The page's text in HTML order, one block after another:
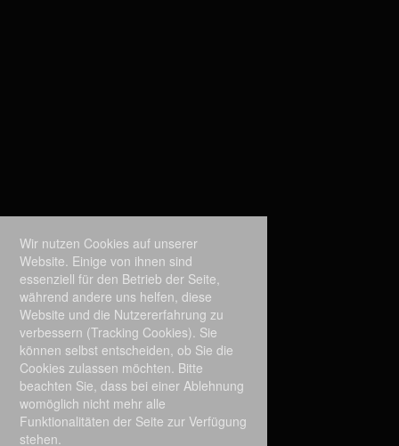
Wir nutzen Cookies auf unserer
Website. Einige von ihnen sind
essenziell für den Betrieb der Seite,
während andere uns helfen, diese
Website und die Nutzererfahrung zu
verbessern (Tracking Cookies). Sie
können selbst entscheiden, ob Sie die
Cookies zulassen möchten. Bitte
beachten Sie, dass bei einer Ablehnung
womöglich nicht mehr alle
Funktionalitäten der Seite zur Verfügung
stehen.